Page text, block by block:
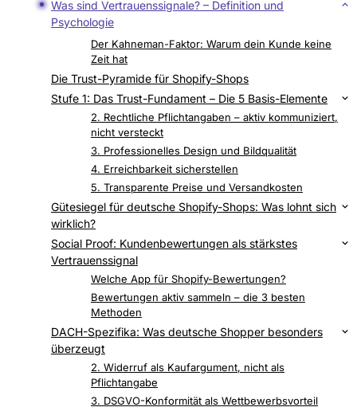
Was sind Vertrauenssignale? – Definition und
Psychologie
Der Kahneman-Faktor: Warum dein Kunde keine
Zeit hat
Die Trust-Pyramide für Shopify-Shops
Stufe 1: Das Trust-Fundament – Die 5 Basis-Elemente
1. SSL-Zertifikat und HTTPS
2. Rechtliche Pflichtangaben – aktiv kommuniziert,
nicht versteckt
3. Professionelles Design und Bildqualität
4. Erreichbarkeit sicherstellen
5. Transparente Preise und Versandkosten
Gütesiegel für deutsche Shopify-Shops: Was lohnt sich
wirklich?
Wie viele Trust Badges sollte ich anzeigen?
Social Proof: Kundenbewertungen als stärkstes
Vertrauenssignal
Warum auch negative Bewertungen Trust aufbauen
Welche App für Shopify-Bewertungen?
Bewertungen aktiv sammeln – die 3 besten
Methoden
DACH-Spezifika: Was deutsche Shopper besonders
überzeugt
1. Rechnungskauf als Vertrauenssignal
2. Widerruf als Kaufargument, nicht als
Pflichtangabe
3. DSGVO-Konformität als Wettbewerbsvorteil